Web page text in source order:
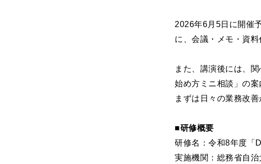
2026年6月5日に開催
に、会議・メモ・資
また、講演後には、
始め方ミニ相談」の
まずは日々の業務改
■研修概要
研修名：令和8年度「
実施機関：総務省自治